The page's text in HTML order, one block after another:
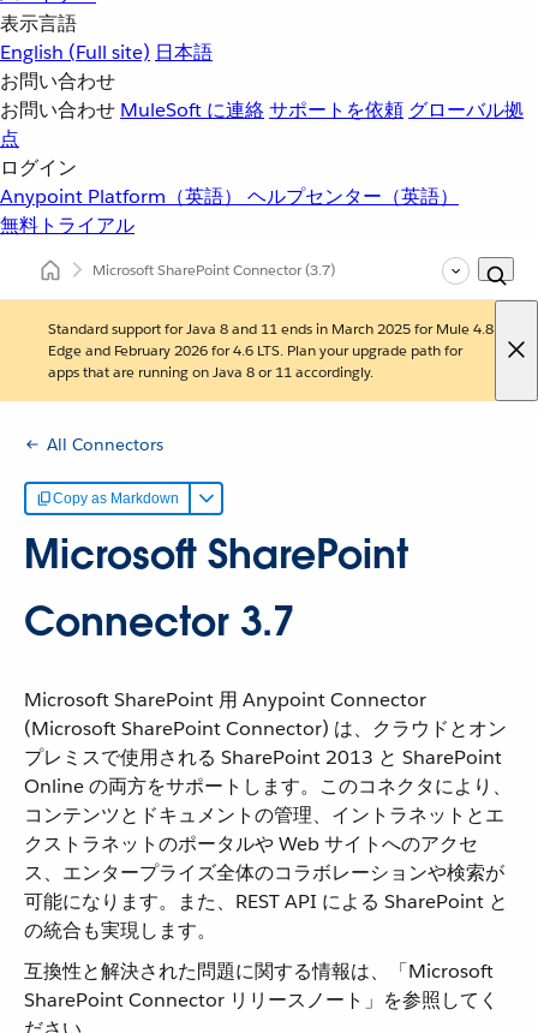
表示言語
English (Full site) 日本語
お問い合わせ
お問い合わせ MuleSoft に連絡サポートを依頼 グローバル拠
点
ログイン
Anypoint Platform（英語） ヘルプセンター（英語）
無料トライアル
Microsoft SharePoint Connector(3.7)
Standard support for Java 8 and 11 ends in March 2025 for Mule 4.8
Edge and February 2026 for 4.6 LTS. Plan your upgrade path for
apps that are running on Java 8 or 11 accordingly.
All Connectors
Copy as Markdown
Microsoft SharePoint
Connector 3.7
Microsoft SharePoint 用 Anypoint Connector
(Microsoft SharePoint Connector) は、クラウドとオン
プレミスで使用される SharePoint 2013 と SharePoint
Online の両方をサポートします。このコネクタにより、
コンテンツとドキュメントの管理、イントラネットとエ
クストラネットのポータルや Web サイトへのアクセ
ス、エンタープライズ全体のコラボレーションや検索が
可能になります。また、REST API による SharePoint と
の統合も実現します。
互換性と解決された問題に関する情報は、「Microsoft
SharePoint Connector リリースノート」を参照してく